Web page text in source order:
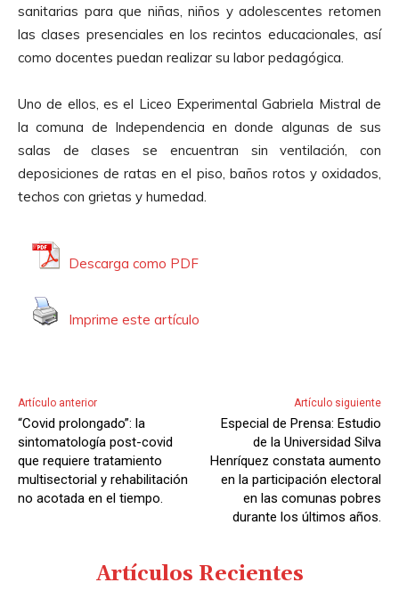
o
r
d
A
u
d
i
o
sanitarias para que niñas, niños y adolescentes retomen
las clases presenciales en los recintos educacionales, así
como docentes puedan realizar su labor pedagógica.
Uno de ellos, es el Liceo Experimental Gabriela Mistral de
la comuna de Independencia en donde algunas de sus
salas de clases se encuentran sin ventilación, con
deposiciones de ratas en el piso, baños rotos y oxidados,
techos con grietas y humedad.
Descarga como PDF
Imprime este artículo
Artículo anterior
“Covid prolongado”: la
sintomatología post-covid
que requiere tratamiento
multisectorial y rehabilitación
no acotada en el tiempo.
Artículo siguiente
Especial de Prensa: Estudio
de la Universidad Silva
Henríquez constata aumento
en la participación electoral
en las comunas pobres
durante los últimos años.
Artículos Recientes